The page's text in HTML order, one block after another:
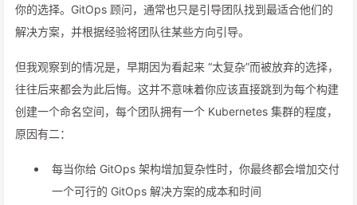
你的选择。GitOps 顾问，通常也只是引导团队找到最适合他们的
解决方案，并根据经验将团队往某些方向引导。
但我观察到的情况是，早期因为看起来 “太复杂”而被放弃的选择，
往往后来都会为此后悔。这并不意味着你应该直接跳到为每个构建
创建一个命名空间，每个团队拥有一个 Kubernetes 集群的程度，
原因有二：
每当你给 GitOps 架构增加复杂性时，你最终都会增加交付
一个可行的 GitOps 解决方案的成本和时间